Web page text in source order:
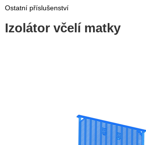
Ostatní příslušenství
Izolátor včelí matky